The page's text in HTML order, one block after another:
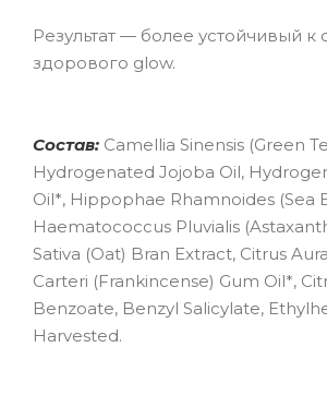
Результат — более устойчивый
здорового glow.
Состав: Camellia Sinensis (Green
Hydrogenated Jojoba Oil,
Oil*, Hippophae Rhamnoides (Sea
Haematococcus Pluvialis
Sativa (Oat) Bran Extract, Citrus
Carteri (Frankincense) Gum Oil*,
Benzoate, Benzyl Salicylate,
Harvested.